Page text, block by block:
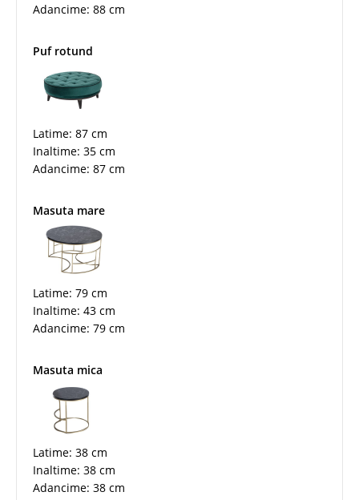
Adancime: 88 cm
Puf rotund
Latime: 87 cm
Inaltime: 35 cm
Adancime: 87 cm
Masuta mare
Latime: 79 cm
Inaltime: 43 cm
Adancime: 79 cm
Masuta mica
Latime: 38 cm
Inaltime: 38 cm
Adancime: 38 cm